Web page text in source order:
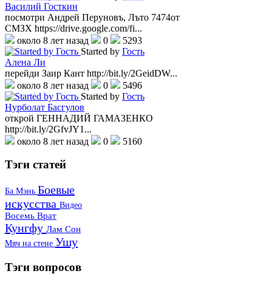
Василий Госткин
посмотри Андрей Перуновъ, Лъто 7474от
СМЗХ https://drive.google.com/fi...
около 8 лет назад
0
5293
Started by Гость
Алена Ли
перейди Заир Кант http://bit.ly/2GeidDW...
около 8 лет назад
0
5496
Started by Гость
Нурболат Басгулов
открой ГЕННАДИЙ ГАМАЗЕНКО
http://bit.ly/2GfvJY1...
около 8 лет назад
0 5160
Тэги статей
Ба Мэнь Боевые
искусства Видео
Восемь Врат
Кунгфу Лам Сон
Мяч на стене Ушу
Тэги вопросов